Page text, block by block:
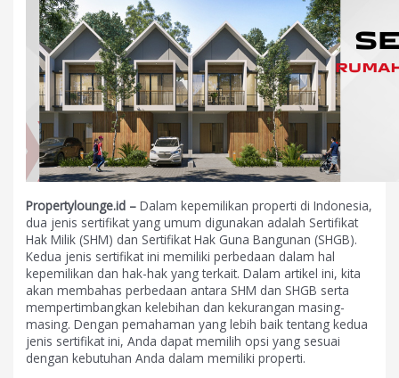
Propertylounge.id –Dalam kepemilikan properti di Indonesia,
dua jenis sertifikat yang umum digunakan adalah Sertifikat
Hak Milik (SHM) dan Sertifikat Hak Guna Bangunan (SHGB).
Kedua jenis sertifikat ini memiliki perbedaan dalam hal
kepemilikan dan hak-hak yang terkait. Dalam artikel ini, kita
akan membahas perbedaan antara SHM dan SHGB serta
mempertimbangkan kelebihan dan kekurangan masing-
masing. Dengan pemahaman yang lebih baik tentang kedua
jenis sertifikat ini, Anda dapat memilih opsi yang sesuai
dengan kebutuhan Anda dalam memiliki properti.